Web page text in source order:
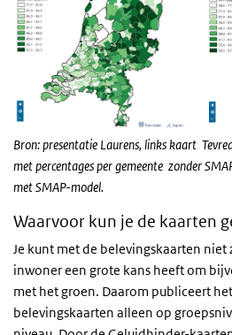
Bron: presentatie Laurens, links kaart
met percentages per gemeente zonder
met SMAP-model.
Waarvoor kun je de kaarten
Je kunt met de belevingskaarten niet
inwoner een grote kans heeft om
met het groen. Daarom publiceert
belevingskaarten alleen op